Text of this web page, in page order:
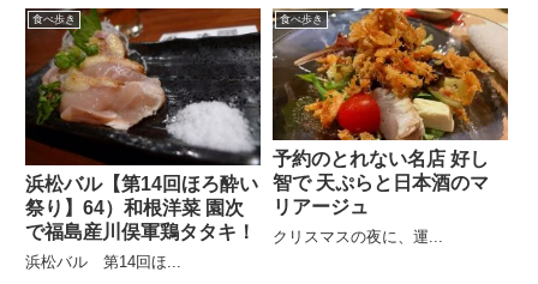
食べ歩き
浜松バル【第14回ほろ酔い
祭り】64）和根洋菜 園次
で福島産川俣軍鶏タタキ！
浜松バル 第14回ほ...
食べ歩き
予約のとれない名店 好し
智で 天ぷらと日本酒のマ
リアージュ
クリスマスの夜に、運...